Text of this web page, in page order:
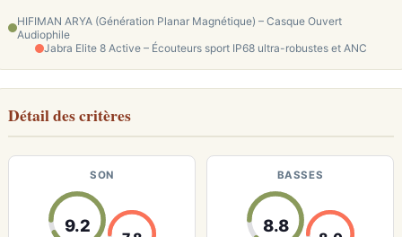
HIFIMAN ARYA (Génération Planar Magnétique) – Casque Ouvert
Audiophile
Jabra Elite 8 Active – Écouteurs sport IP68 ultra-robustes et ANC
Détail des critères
SON
9.2
BASSES
8.8